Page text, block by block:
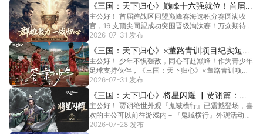
《三国：天下归心》巅峰十六强就位！首届跨
战区同盟巅峰赛淘汰赛明日起开战！
主公好！ 首届跨战区同盟巅峰赛海选积分赛圆满收
官，16 支顶尖同盟成功突围晋级淘汰赛！万众期待的
强强... [详情]
2026-07-31 发布
《三国：天下归心》×董路青训项目纪实短片
正式发布！
主公好！ 少年不惧强敌，同心可赴巅峰！作为青少年
足球支持伙伴，《三国：天下归心》×董路青训项目
纪实短... [详情]
2026-07-31 发布
《三国：天下归心》将星闪耀 ▏贾诩篇：纵
傀·乱武
主公好！ 贾诩绝世外观『鬼蜮横行』已震撼登场，喜
欢的主公可以前往游戏内－『鬼蜮横行』外观活动参
与获得... [详情]
2026-07-28 发布